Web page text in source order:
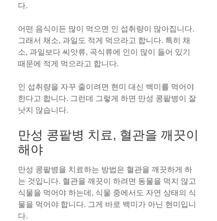
다.
어떤 음식이든 많이 먹으면 인 섭취량이 많아집니다.
그래서 채소, 과일도 적게 먹으라고 합니다. 특히 채
소, 과일보다 씨앗류, 곡식류에 인이 많이 들어 있기
때문에 적게 먹으라고 합니다.
인 섭취량을 자꾸 줄이려면 현미 대신 백미를 먹어야
한다고 합니다. 그런데 그렇게 하면 만성 콩팥병이 잘
낫지 않습니다.
만성 콩팥병 치료, 혈관을 깨끗이
해야
만성 콩팥병을 치료하는 방법은 혈관을 깨끗하게 하
는 것입니다. 혈관을 깨끗이 하려면 동물을 먹지 않고
식물을 먹어야 하는데, 식물 중에서도 자연 상태의 식
물을 먹어야 합니다. 그게 바로 백미가 아닌 현미입니
다.